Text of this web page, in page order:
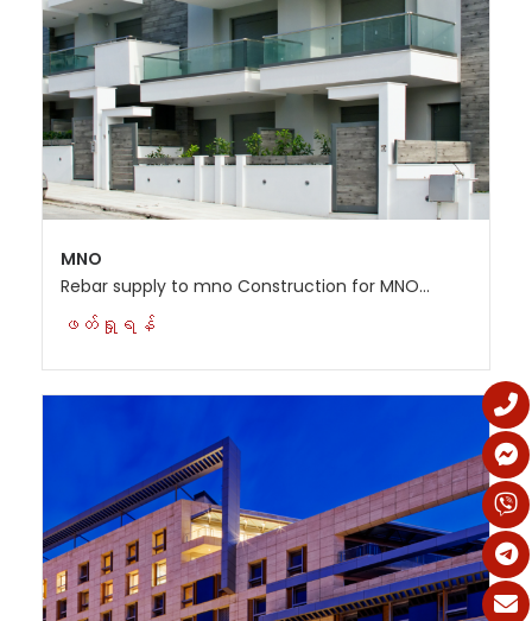
MNO
Rebar supply to mno Construction for MNO...
ဖတ်ရှုရန်